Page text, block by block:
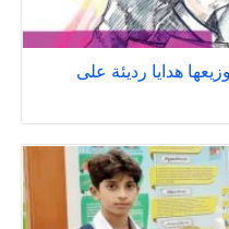
هدايا رديئة على